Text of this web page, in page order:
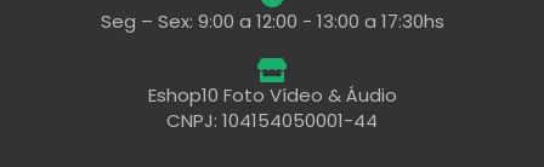
Seg – Sex: 9:00 a 12:00 - 13:00 a 17:30hs
Eshop10 Foto Vídeo & Áudio
CNPJ: 104154050001-44